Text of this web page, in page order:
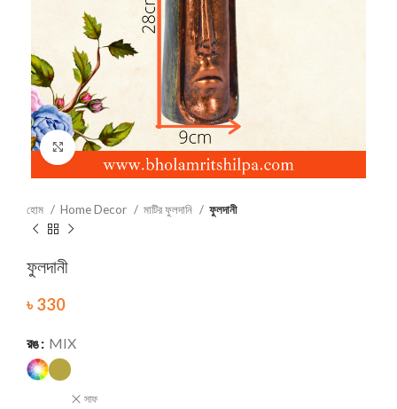
Click to enlarge
হোম Home Decor মাটির ফুলদানি ফুলদানী
ফুলদানী
৳ 330
রঙ MIX
সাফ